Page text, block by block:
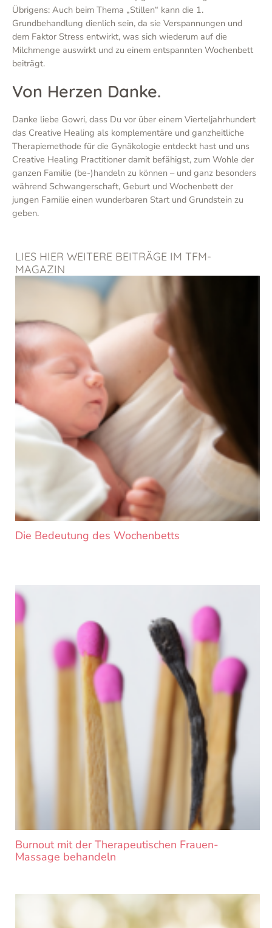
Übrigens: Auch beim Thema „Stillen“ kann die 1.
Grundbehandlung dienlich sein, da sie Verspannungen und
dem Faktor Stress entwirkt, was sich wiederum auf die
Milchmenge auswirkt und zu einem entspannten Wochenbett
beiträgt.
Von Herzen Danke.
Danke liebe Gowri, dass Du vor über einem Vierteljahrhundert
das Creative Healing als komplementäre und ganzheitliche
Therapiemethode für die Gynäkologie entdeckt hast und uns
Creative Healing Practitioner damit befähigst, zum Wohle der
ganzen Familie (be-)handeln zu können – und ganz besonders
während Schwangerschaft, Geburt und Wochenbett der
jungen Familie einen wunderbaren Start und Grundstein zu
geben.
LIES HIER WEITERE BEITRÄGE IM TFM-
MAGAZIN
Die Bedeutung des Wochenbetts
Burnout mit der Therapeutischen Frauen-
Massage behandeln
Seite Seite